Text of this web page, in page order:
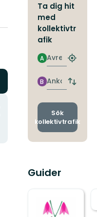
Ta dig hit
med
kollektivtr
afik
Avresa
A
Hitta
Ankomst
B
Byt
och
Sök
kollektivtrafik
Guider